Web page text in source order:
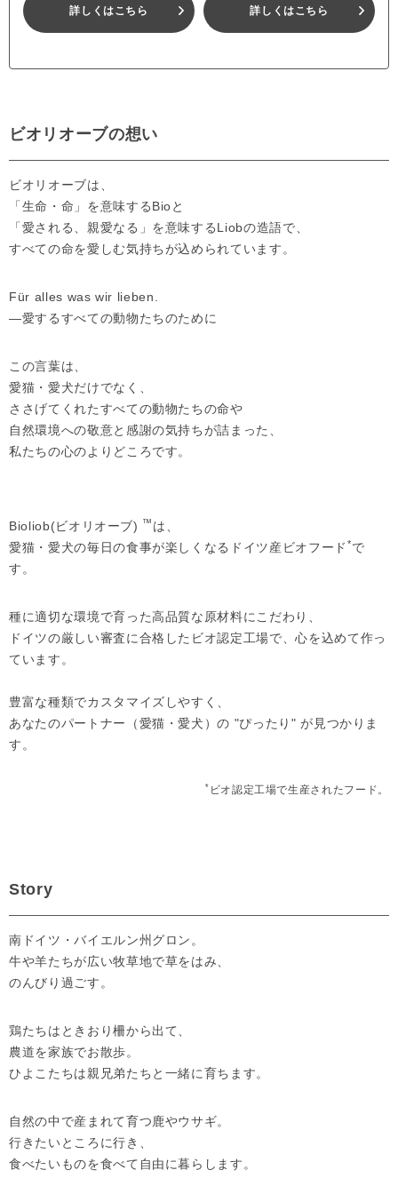
詳しくはこちら 詳しくはこちら
ビオリオーブの想い
ビオリオーブは、
「生命・命」を意味するBioと
「愛される、親愛なる」を意味するLiobの造語で、
すべての命を愛しむ気持ちが込められています。
Für alles was wir lieben.
―愛するすべての動物たちのために
この言葉は、
愛猫・愛犬だけでなく、
ささげてくれたすべての動物たちの命や
自然環境への敬意と感謝の気持ちが詰まった、
私たちの心のよりどころです。
Bioliob(ビオリオーブ) ™ は、
愛猫・愛犬の毎日の食事が楽しくなるドイツ産ビオフード *で
す。
種に適切な環境で育った高品質な原材料にこだわり、
ドイツの厳しい審査に合格したビオ認定工場で、心を込めて作っ
ています。
豊富な種類でカスタマイズしやすく、
あなたのパートナー（愛猫・愛犬）の "ぴったり" が見つかりま
す。
* ビオ認定工場で生産されたフード。
Story
南ドイツ・バイエルン州グロン。
牛や羊たちが広い牧草地で草をはみ、
のんびり過ごす。
鶏たちはときおり柵から出て、
農道を家族でお散歩。
ひよこたちは親兄弟たちと一緒に育ちます。
自然の中で産まれて育つ鹿やウサギ。
行きたいところに行き、
食べたいものを食べて自由に暮らします。